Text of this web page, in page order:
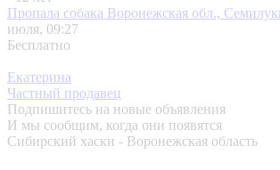
Пропала собака Воронежская обл.,
июля, 09:27
Бесплатно
Екатерина
Частный продавец
Подпишитесь на новые объявления
И мы сообщим, когда они появятся
Сибирский хаски - Воронежская область